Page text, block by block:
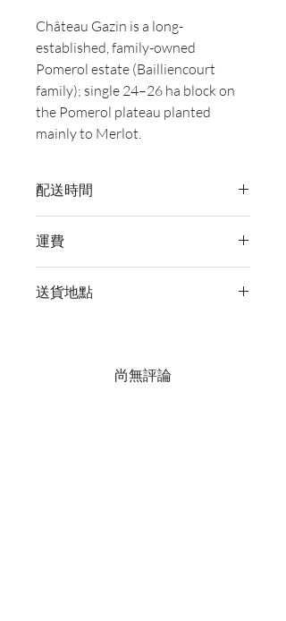
Château Gazin is a long-
established, family-owned
Pomerol estate (Bailliencourt
family); single 24–26 ha block on
the Pomerol plateau planted
mainly to Merlot.
配送時間
送貨。
運費
服務。如需送貨至其他地區，請電郵至
送貨地點
郵至 cs@wineocork.com 聯絡客戶服務
尚無評論